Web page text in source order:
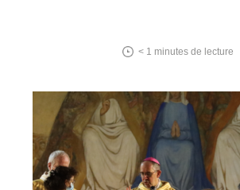
< 1 minutes de lecture